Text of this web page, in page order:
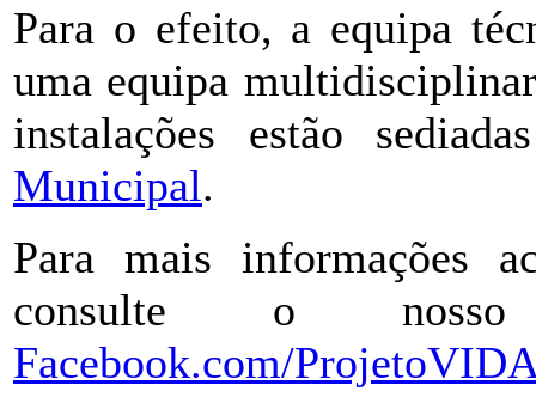
Para o efeito, a equipa
uma equipa
instalações estão
Municipal.
Para mais informações
consulte o
Facebook.com/